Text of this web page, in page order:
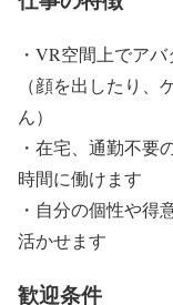
・VR空間上でア
（顔を出したり
ん）
・在宅、通勤不要
時間に働けます
・自分の個性や得
活かせます
歓迎条件